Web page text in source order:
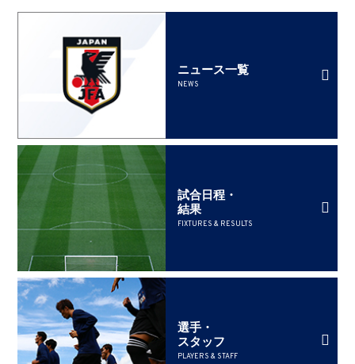
ニュース一覧
NEWS
試合日程・
結果
FIXTURES & RESULTS
選手・
スタッフ
PLAYERS & STAFF